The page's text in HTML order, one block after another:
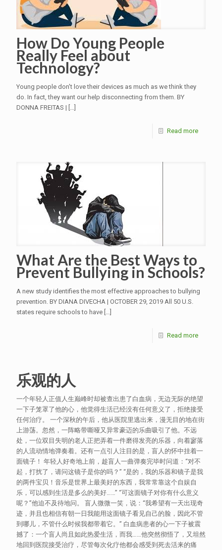
How Do Young People
Really Feel about
Technology?
Young people don't love their devices as much as we think they
do. In fact, they want our help disconnecting from them. BY
DONNA FREITAS | […]
Read more
What Are the Best Ways to
Prevent Bullying in Schools?
A new study identifies the most effective approaches to bullying
prevention. BY DIANA DIVECHA | OCTOBER 29, 2019 All 50 U.S.
states require schools to have […]
Read more
乐观的人
一个年轻人正值人生巅峰时却被查出患了白血病，无边无际的绝望
一下子笼罩了他的心，他觉得生活已经没有任何意义了，拒绝接受
任何治疗。 一个深秋的午后，他从医院里逃出来，漫无目的地在街
上游荡。忽然，一阵略带嘶哑又异常豪迈的乐曲吸引了他。不远
处，一位双目失明的老人正把弄着一件磨得发亮的乐器，向着寥落
的人流动情地弹奏着。还有一点引人注目的是，盲人的怀中挂着一
面镜子！ 年轻人好奇地上前，趁盲人一曲弹奏完毕时问道：“对不
起，打扰了，请问这镜子是你的吗？” “是的，我的乐器和镜子是我
的两件宝贝！音乐是世界上最美好的东西，我常常靠这个自娱自
乐，可以感到生活是多么的美好……” “可这面镜子对你有什么意义
呢？”他迫不及待地问。 盲人微微一笑，说：“我希望有一天出现奇
迹，并且也相信有朝一日我能用这面镜子看见自己的脸，因此不管
到哪儿，不管什么时候我都带着它。” 白血病患者的心一下子被震
撼了：一个盲人尚且如此热爱生活，而我……他突然彻悟了，又坦然
地回到医院接受治疗，尽管每次化疗他都会感受到死去活来的痛